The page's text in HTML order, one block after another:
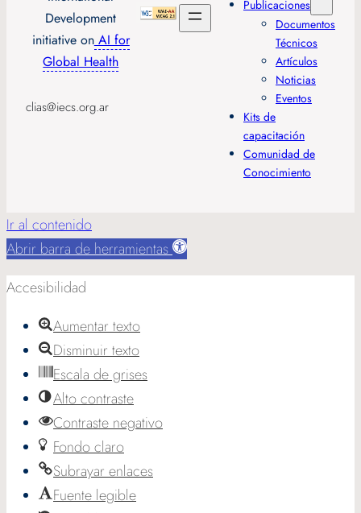
Development
initiative onAI for
Global Health
clias@iecs.org.ar
Publicaciones
Documentos
Técnicos
Artículos
Noticias
Eventos
Kits de
capacitación
Comunidad de
Conocimiento
Ir al contenido
Abrir barra de herramientas
Accesibilidad
Aumentar texto
Disminuir texto
Escala de grises
Alto contraste
Contraste negativo
Fondo claro
Subrayar enlaces
Fuente legible